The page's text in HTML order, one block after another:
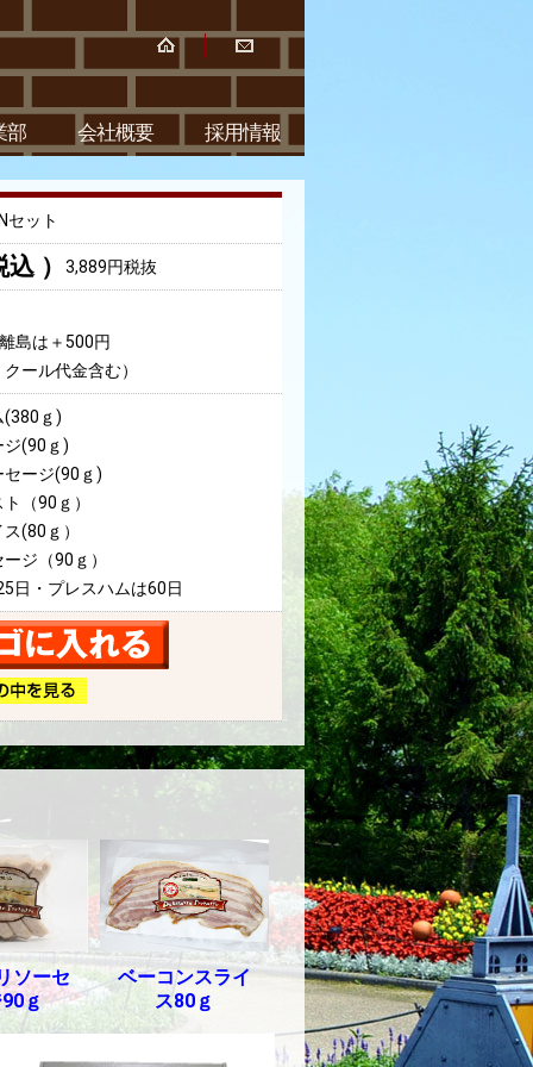
部 会社概要 採用情報
セット
） 3,889円税抜
島は＋500円
ール代金含む）
(380ｇ)
ジ(90ｇ)
ージ(90ｇ)
（90ｇ）
(80ｇ）
ジ（90ｇ）
日・プレスハムは60日
ソーセ
ｇ
ベーコンスライ
ス80ｇ